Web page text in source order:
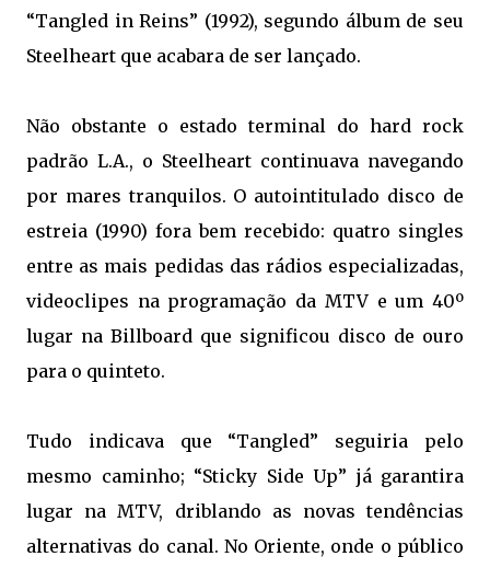
“Tangled in Reins” (1992), segundo álbum de seu
Steelheart que acabara de ser lançado.
Não obstante o estado terminal do hard rock
padrão L.A., o Steelheart continuava navegando
por mares tranquilos. O autointitulado disco de
estreia (1990) fora bem recebido: quatro singles
entre as mais pedidas das rádios especializadas,
videoclipes na programação da MTV e um 40º
lugar na Billboard que significou disco de ouro
para o quinteto.
Tudo indicava que “Tangled” seguiria pelo
mesmo caminho; “Sticky Side Up” já garantira
lugar na MTV, driblando as novas tendências
alternativas do canal. No Oriente, onde o público